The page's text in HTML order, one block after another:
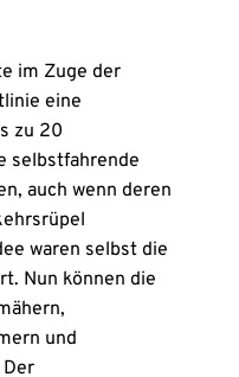
im Zuge der
eine
zu 20
selbstfahrende
auch wenn deren
waren selbst die
Nun können die
und